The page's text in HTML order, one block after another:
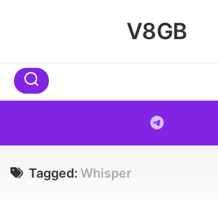
V8GB
Tagged: Whisper